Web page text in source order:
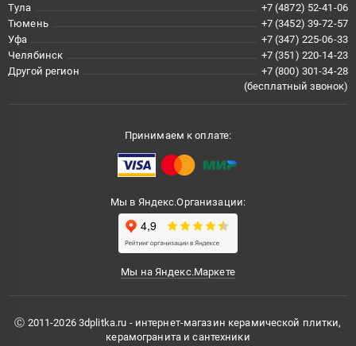
Тула
+7 (4872) 52-41-06
Тюмень
+7 (3452) 39-72-57
Уфа
+7 (347) 225-06-33
Челябинск
+7 (351) 220-14-23
Другой регион
+7 (800) 301-34-28
(бесплатный звонок)
Принимаем к оплате:
Мы в Яндекс.Организации:
Мы на Яндекс.Маркете
Ⓒ 2011-2026 3dplitka.ru - интернет-магазин керамической плитки,
керамогранита и сантехники